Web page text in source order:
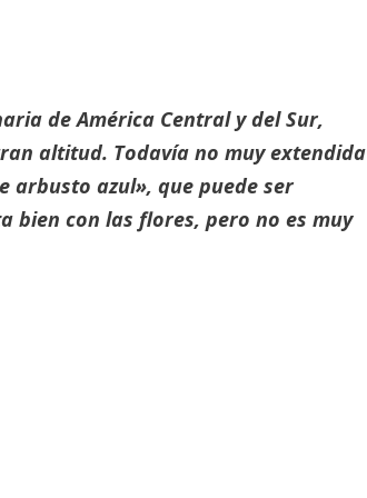
de América Central y del Sur,
altitud. Todavía no muy extendida
arbusto azul», que puede ser
bien con las flores, pero no es muy